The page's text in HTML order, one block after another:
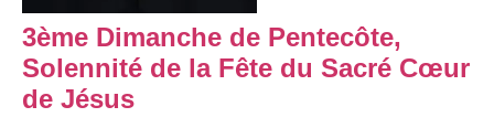
3ème Dimanche de Pentecôte,
Solennité de la Fête du Sacré Cœur
de Jésus